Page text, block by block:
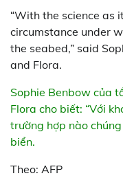
“With the science as
circumstance under
the seabed,” said
and Flora.
Sophie Benbow của
Flora cho biết: “Với
trường hợp nào
biển.
Theo: AFP